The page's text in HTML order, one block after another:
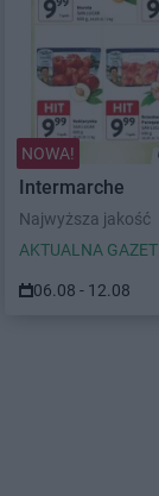
NOWA!
Intermarche
Najwyższa jakość
AKTUALNA
06.08 - 12.08